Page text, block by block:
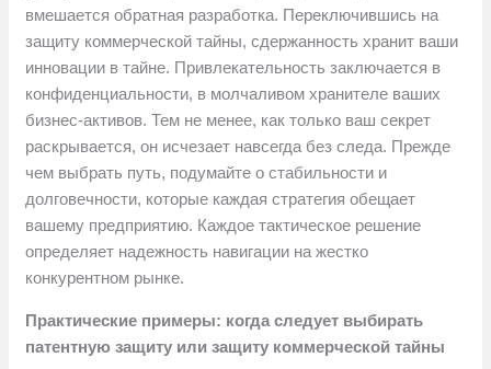
вмешается обратная разработка. Переключившись на
защиту коммерческой тайны, сдержанность хранит ваши
инновации в тайне. Привлекательность заключается в
конфиденциальности, в молчаливом хранителе ваших
бизнес-активов. Тем не менее, как только ваш секрет
раскрывается, он исчезает навсегда без следа. Прежде
чем выбрать путь, подумайте о стабильности и
долговечности, которые каждая стратегия обещает
вашему предприятию. Каждое тактическое решение
определяет надежность навигации на жестко
конкурентном рынке.
Практические примеры: когда следует выбирать
патентную защиту или защиту коммерческой тайны